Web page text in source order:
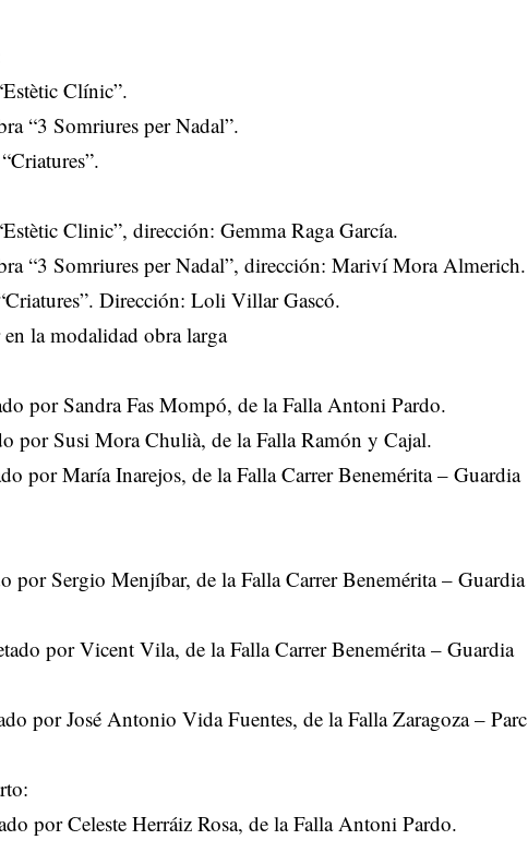
Clínic”.
“3 Somriures per Nadal”.
Clinic”, dirección: Gemma Raga García.
“3 Somriures per Nadal”, dirección: Mariví Mora Almerich.
Dirección: Loli Villar Gascó.
la modalidad obra larga
por Sandra Fas Mompó, de la Falla Antoni Pardo.
por Susi Mora Chulià, de la Falla Ramón y Cajal.
por María Inarejos, de la Falla Carrer Benemérita – Guardia
Sergio Menjíbar, de la Falla Carrer Benemérita – Guardia
por Vicent Vila, de la Falla Carrer Benemérita – Guardia
por José Antonio Vida Fuentes, de la Falla Zaragoza – Parc
por Celeste Herráiz Rosa, de la Falla Antoni Pardo.